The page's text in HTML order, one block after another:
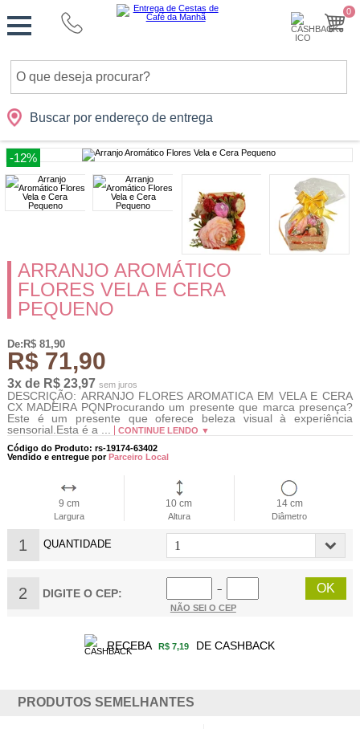
0
Buscar por endereço de entrega
Cidades Presentes Datas Shopping
Monte
sua
Cesta
-12%
ARRANJO AROMÁTICO
FLORES VELA E CERA
PEQUENO
De:R$ 81,90
R$ 71,90
3x de R$ 23,97 sem juros
DESCRIÇÃO: ARRANJO FLORES AROMATICA EM VELA E CERA
CX MADEIRA PQNProcurando um presente que marca presença?
Este é um presente que oferece beleza visual à experiência
sensorial.Esta é a ...
CONTINUE LENDO ▼
Código do Produto: rs-19174-63402
Vendido e entregue porParceiro Local
9 cm
Largura
10 cm
Altura
14 cm
Diâmetro
1 QUANTIDADE
2 DIGITE O CEP:
−
NÃO SEI O CEP
RECEBA R$ 7,19 DE CASHBACK
PRODUTOS SEMELHANTES